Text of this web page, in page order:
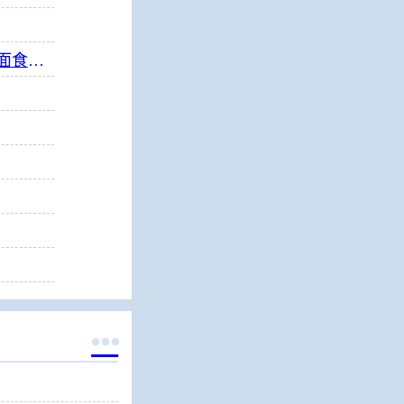
指尖上的千年面艺，传承中的时代匠心——第八届“安琪酵母杯”中华发酵面食大赛武汉赛区开赛
